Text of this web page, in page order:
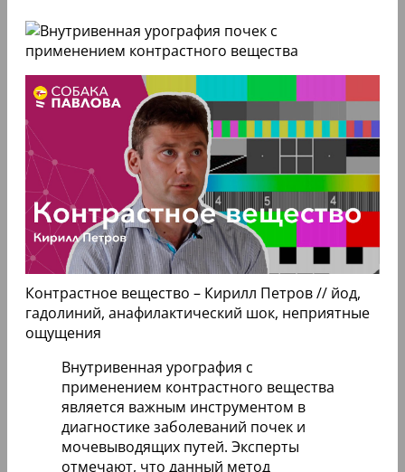
Контрастное вещество – Кирилл Петров // йод,
гадолиний, анафилактический шок, неприятные
ощущения
Внутривенная урография с
применением контрастного вещества
является важным инструментом в
диагностике заболеваний почек и
мочевыводящих путей. Эксперты
отмечают, что данный метод